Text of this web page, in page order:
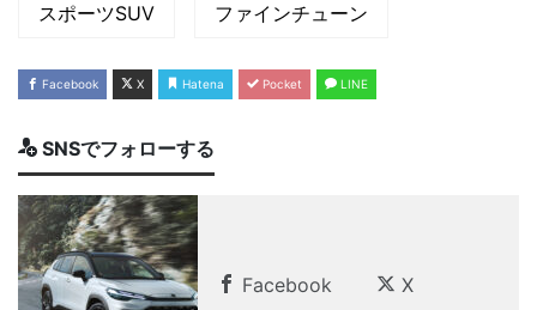
スポーツSUV ファインチューン
Facebook X Hatena Pocket LINE
SNSでフォローする
Facebook X